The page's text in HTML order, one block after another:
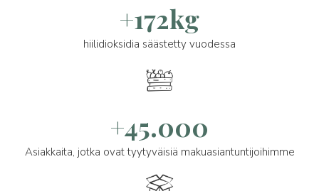
+172kg
hiilidioksidia säästetty vuodessa
+45.000
Asiakkaita, jotka ovat tyytyväisiä makuasiantuntijoihimme